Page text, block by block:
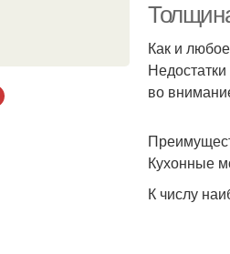
Как и
во
Кухонные
К числу